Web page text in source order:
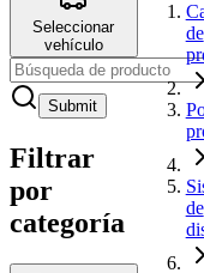
Seleccionar
vehículo
Submit
Filtrar
por
categoría
de
de